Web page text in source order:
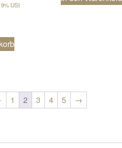
Preis war: €6,90
Preis ist: €5,18.
USt
1 2 3 4 5 →